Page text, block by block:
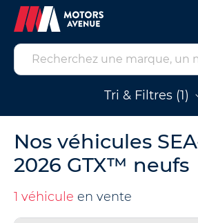
Tri & Filtres (1)
Nos véhicules
2026 GTX™ neufs
1 véhicule en vente